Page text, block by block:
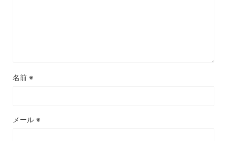
名前 ※
メール ※